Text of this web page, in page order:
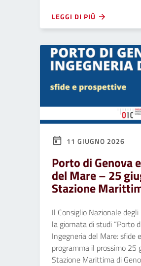
LEGGI DI PIÙ
11 GIUGNO 2026
Porto di Genova
del Mare – 25
Stazione
Il Consiglio Nazionale
la giornata di studi “Porto
Ingegneria del Mare: sfide
programma il prossimo 25
Stazione Marittima di